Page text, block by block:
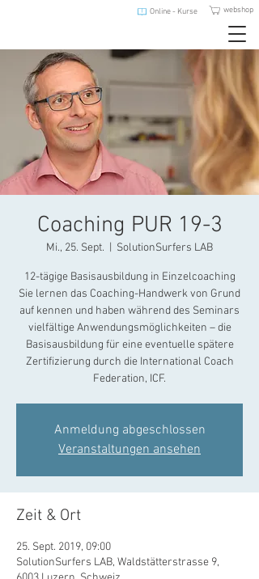
webshop
Online - Kurse
Coaching PUR 19-3
Mi., 25. Sept. SolutionSurfers LAB
12-tägige Basisausbildung in Einzelcoaching
Sie lernen das Coaching-Handwerk von Grund
auf kennen und haben während des Seminars
vielfältige Anwendungsmöglichkeiten – die
Basisausbildung für eine eventuelle spätere
Zertifizierung durch die International Coach
Federation, ICF.
Anmeldung abgeschlossen
Veranstaltungen ansehen
Zeit & Ort
25. Sept. 2019, 09:00
SolutionSurfers LAB, Waldstätterstrasse 9,